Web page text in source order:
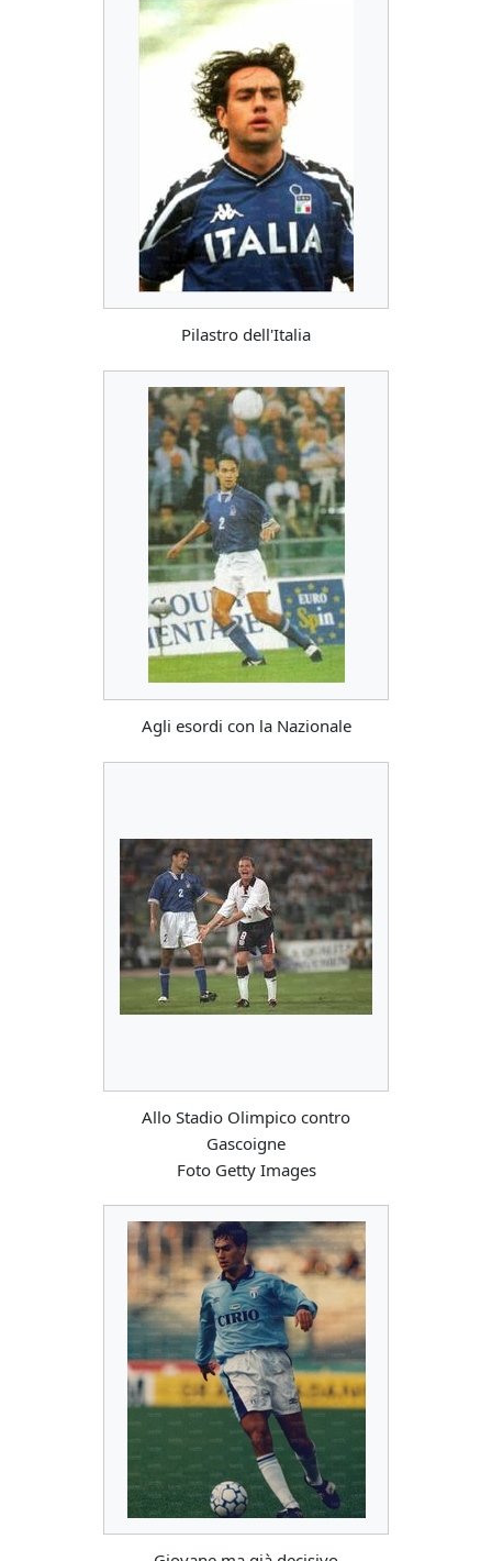
Pilastro dell'Italia
Agli esordi con la Nazionale
Allo Stadio Olimpico contro
Gascoigne
Foto Getty Images